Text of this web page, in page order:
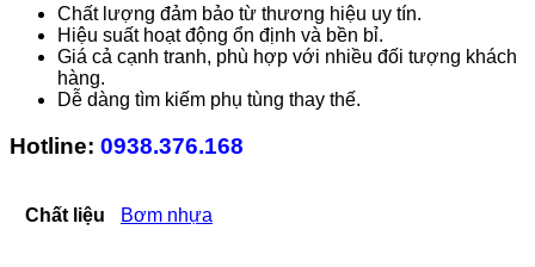
Chất lượng đảm bảo từ thương hiệu uy tín.
Hiệu suất hoạt động ổn định và bền bỉ.
Giá cả cạnh tranh, phù hợp với nhiều đối tượng khách
hàng.
Dễ dàng tìm kiếm phụ tùng thay thế.
Hotline: 0938.376.168
Chất liệu Bơm nhựa